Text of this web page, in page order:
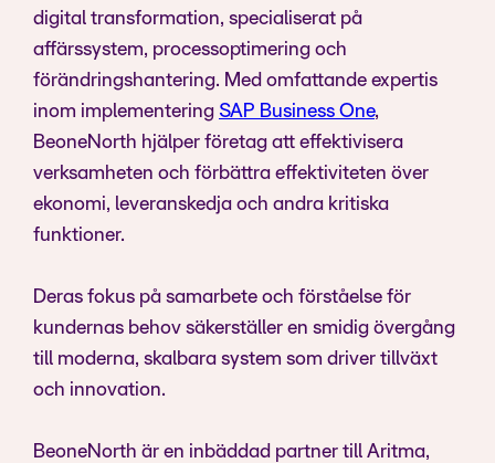
digital transformation, specialiserat på
affärssystem, processoptimering och
förändringshantering. Med omfattande expertis
inom implementering SAP Business One,
BeoneNorth hjälper företag att effektivisera
verksamheten och förbättra effektiviteten över
ekonomi, leveranskedja och andra kritiska
funktioner.
Deras fokus på samarbete och förståelse för
kundernas behov säkerställer en smidig övergång
till moderna, skalbara system som driver tillväxt
och innovation.
BeoneNorth är en inbäddad partner till Aritma,